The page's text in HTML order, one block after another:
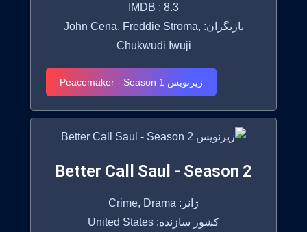
IMDB : 8.3
بازیگران: John Cena, Freddie Stroma,
Chukwudi Iwuji
زیرنویس Peacemaker - Season 1
Better Call Saul - Season 2
ژانر: Crime, Drama
کشور سازنده: United States